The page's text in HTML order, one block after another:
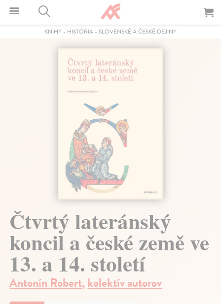
KNIHY - HISTÓRIA - SLOVENSKÉ A ČESKÉ DEJINY
Čtvrtý lateránský
koncil a české země ve
13. a 14. století
Antonín Robert,kolektív autorov